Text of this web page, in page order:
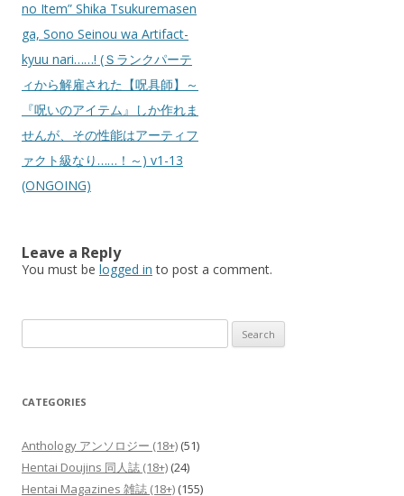
no Item” Shika Tsukuremasen
ga, Sono Seinou wa Artifact-
kyuu nari……! (Ｓランクパーテ
ィから解雇された【呪具師】～
『呪いのアイテム』しか作れま
せんが、その性能はアーティフ
ァクト級なり……！～) v1-13
(ONGOING)
Leave a Reply
You must be logged in to post a comment.
for:
CATEGORIES
Anthology アンソロジー (18+) (51)
Hentai Doujins 同人誌 (18+) (24)
Hentai Magazines 雑誌 (18+) (155)